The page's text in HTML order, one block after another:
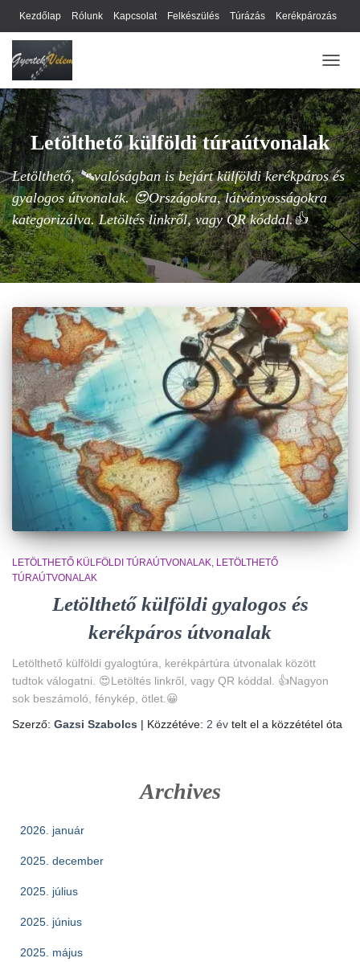
Kezdőlap Rólunk Kapcsolat Felkészülés Túrázás Kerékpározás
Webhely térkép
Letölthető külföldi túraútvonalak
Letölthető, 🛰️valóságban is bejárt külföldi kerékpáros és
gyalogos útvonalak. 😍Országokra, látványosságokra
kategorizálva. Letöltés linkről, vagy QR kóddal.👍
LETÖLTHETŐ KÜLFÖLDI TÚRAÚTVONALAK LETÖLTHETŐ
TÚRAÚTVONALAK
Letölthető külföldi gyalogos és
kerékpáros útvonalak
Letölthető külföldi gyalogtúra, kerékpártúra útvonalak között
tudtok válogatni. 😍Letöltés linkről, vagy QR kóddal. 👍Nagyon
sok beszámoló, fénykép, ötlet.😀
Szerző: Gazsi Szabolcs | Közzétéve: 2 év telt el a közzététel óta
Archives
2026. január
2025. december
2025. július
2025. június
2025. május